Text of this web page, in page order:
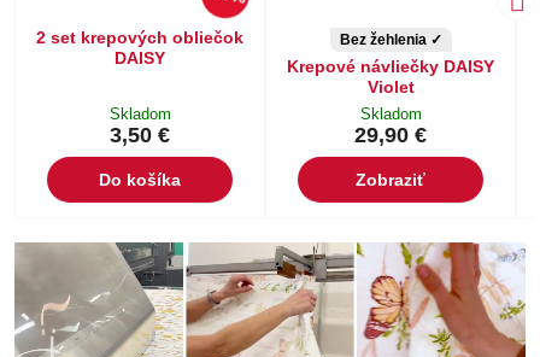
2 set krepových obliečok
DAISY
Skladom
3,50 €
Do košíka
Bez žehlenia ✓
Krepové návliečky DAISY
Violet
Skladom
29,90 €
Zobraziť